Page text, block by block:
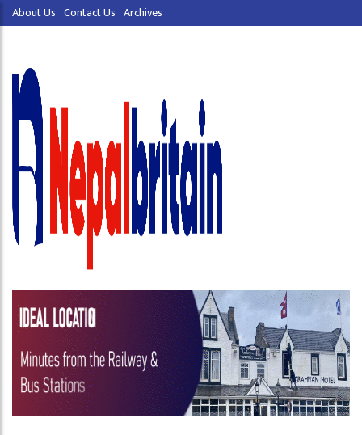
About Us Contact Us Archives